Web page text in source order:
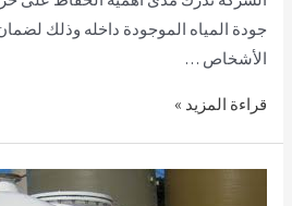
جودة المياه الموجودة داخله وذلك
الأشخاص …
قراءة المزيد »